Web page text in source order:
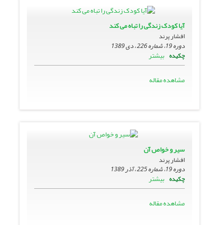
آیا کودک زندگی را تباه می کند
افشار پرند
دوره 19، شماره 226 ، دی 1389
چکیده بیشتر
مشاهده مقاله
سیر و خواص آن
افشار پرند
دوره 19، شماره 225 ، آذر 1389
چکیده بیشتر
مشاهده مقاله